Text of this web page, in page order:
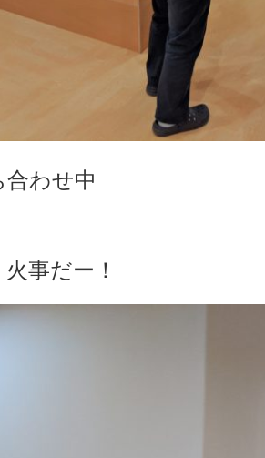
わせ中
事だー！